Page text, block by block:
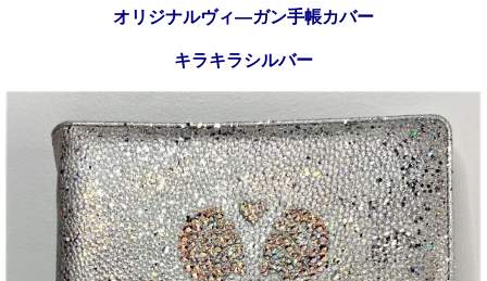
オリジナルヴィ―ガン手帳カバー
キラキラシルバー